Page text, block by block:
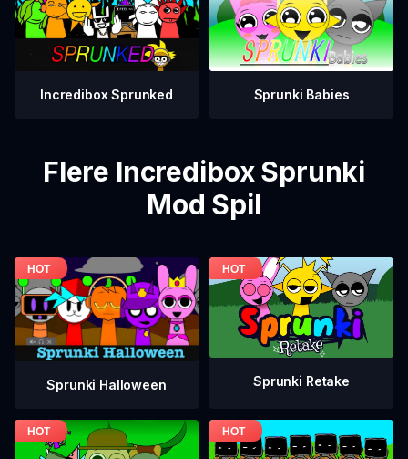
Incredibox Sprunked Sprunki Babies
Flere Incredibox Sprunki
Mod Spil
Sprunki Halloween Sprunki Retake